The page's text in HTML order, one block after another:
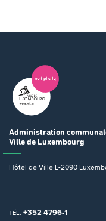
Administration
Ville de Luxembourg
Hôtel de Ville L-2090
TÉL. +352 4796-1